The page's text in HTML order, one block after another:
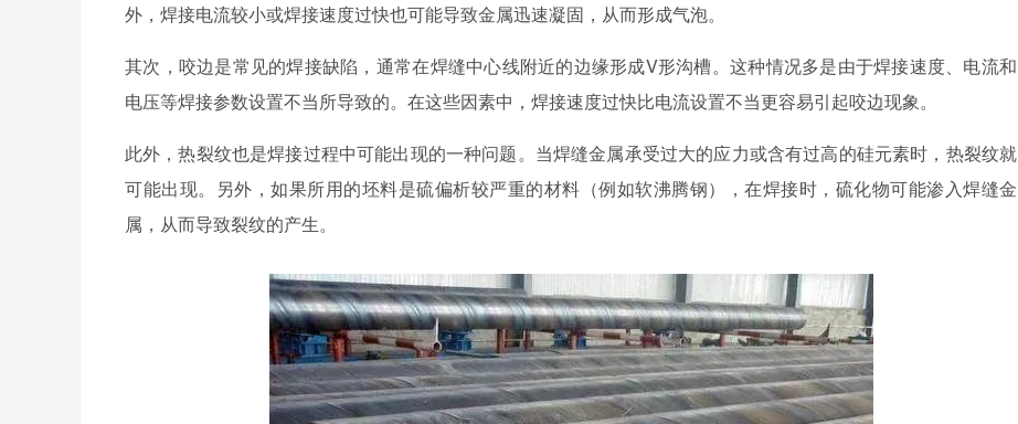
外，焊接电流较小或焊接速度过快也可能导致金属迅速凝固，从而形成气泡。
其次，咬边是常见的焊接缺陷，通常在焊缝中心线附近的边缘形成V形沟槽。这种情况多是由于焊接速度、电流和
电压等焊接参数设置不当所导致的。在这些因素中，焊接速度过快比电流设置不当更容易引起咬边现象。
此外，热裂纹也是焊接过程中可能出现的一种问题。当焊缝金属承受过大的应力或含有过高的硅元素时，热裂纹就
可能出现。另外，如果所用的坯料是硫偏析较严重的材料（例如软沸腾钢），在焊接时，硫化物可能渗入焊缝金
属，从而导致裂纹的产生。